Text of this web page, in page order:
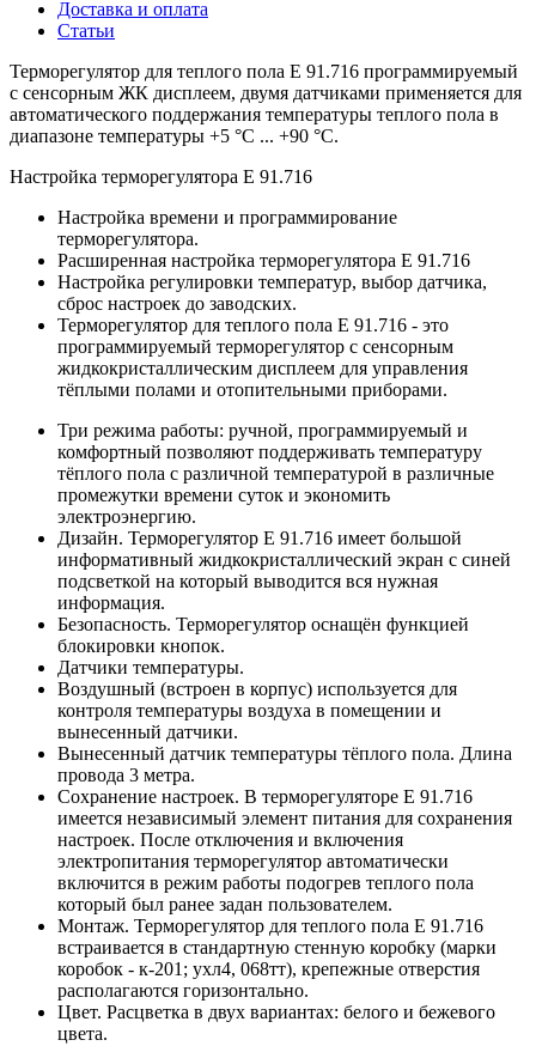
Доставка и оплата
Статьи
Терморегулятор для теплого пола Е 91.716 программируемый
с сенсорным ЖК дисплеем, двумя датчиками применяется для
автоматического поддержания температуры теплого пола в
диапазоне температуры +5 °С ... +90 °С.
Настройка терморегулятора Е 91.716
Настройка времени и программирование
терморегулятора.
Расширенная настройка терморегулятора Е 91.716
Настройка регулировки температур, выбор датчика,
сброс настроек до заводских.
Терморегулятор для теплого пола E 91.716 - это
программируемый терморегулятор с сенсорным
жидкокристаллическим дисплеем для управления
тёплыми полами и отопительными приборами.
Три режима работы: ручной, программируемый и
комфортный позволяют поддерживать температуру
тёплого пола с различной температурой в различные
промежутки времени суток и экономить
электроэнергию.
Дизайн. Терморегулятор Е 91.716 имеет большой
информативный жидкокристаллический экран с синей
подсветкой на который выводится вся нужная
информация.
Безопасность. Терморегулятор оснащён функцией
блокировки кнопок.
Датчики температуры.
Воздушный (встроен в корпус) используется для
контроля температуры воздуха в помещении и
вынесенный датчики.
Вынесенный датчик температуры тёплого пола. Длина
провода 3 метра.
Сохранение настроек. В терморегуляторе Е 91.716
имеется независимый элемент питания для сохранения
настроек. После отключения и включения
электропитания терморегулятор автоматически
включится в режим работы подогрев теплого пола
который был ранее задан пользователем.
Монтаж. Терморегулятор для теплого пола Е 91.716
встраивается в стандартную стенную коробку (марки
коробок - к-201; ухл4, 068тт), крепежные отверстия
располагаются горизонтально.
Цвет. Расцветка в двух вариантах: белого и бежевого
цвета.